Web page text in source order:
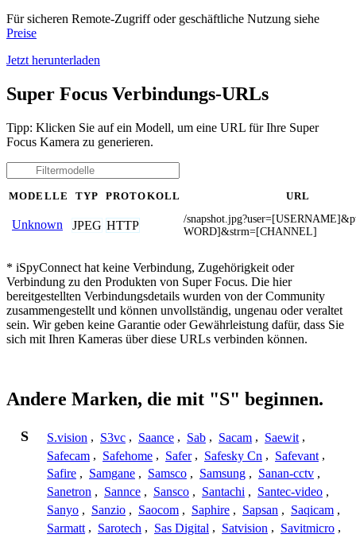
Für sicheren Remote-Zugriff oder geschäftliche Nutzung siehe
Preise
Jetzt herunterladen
Super Focus Verbindungs-URLs
Tipp: Klicken Sie auf ein Modell, um eine URL für Ihre Super
Focus Kamera zu generieren.
MODELLE TYP PROTOKOLL URL
Unknown JPEG HTTP
/
WORD]&strm=[CHANNEL]
* iSpyConnect hat keine Verbindung, Zugehörigkeit oder
Verbindung zu den Produkten von Super Focus. Die hier
bereitgestellten Verbindungsdetails wurden von der Community
zusammengestellt und können unvollständig, ungenau oder veraltet
sein. Wir geben keine Garantie oder Gewährleistung dafür, dass Sie
sich mit Ihren Kameras über diese URLs verbinden können.
Andere Marken, die mit "S" beginnen.
S S.vision , S3vc , Saance , Sab , Sacam , Saewit ,
Safecam , Safehome , Safer , Safesky Cn , Safevant ,
Safire , Samgane , Samsco , Samsung , Sanan-cctv ,
Sanetron , Sannce , Sansco , Santachi , Santec-video ,
Sanyo , Sanzio , Saocom , Saphire , Sapsan , Saqicam ,
Sarmatt , Sarotech , Sas Digital , Satvision , Savitmicro ,